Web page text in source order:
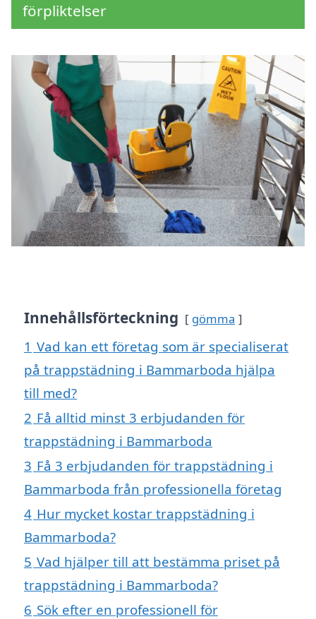
förpliktelser
Innehållsförteckning gömma
1 Vad kan ett företag som är specialiserat
på trappstädning i Bammarboda hjälpa
till med?
2 Få alltid minst 3 erbjudanden för
trappstädning i Bammarboda
3 Få 3 erbjudanden för trappstädning i
Bammarboda från professionella företag
4 Hur mycket kostar trappstädning i
Bammarboda?
5 Vad hjälper till att bestämma priset på
trappstädning i Bammarboda?
6 Sök efter en professionell för